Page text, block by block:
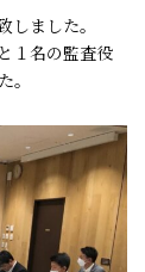
ました。
１名の監査役
。